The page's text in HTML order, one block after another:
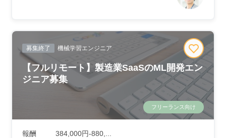
募集終了 機械学習エンジニア
【フルリモート】製造業SaaSのML開発エン
ジニア募集
フリーランス向け
報酬
384,000円-880,...